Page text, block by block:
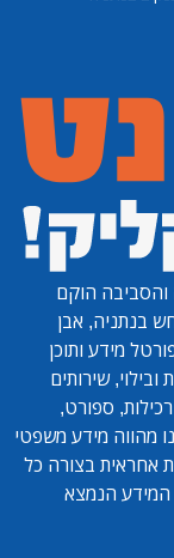
והסביבה הוקם
בנתניה, אבן
מידע ותוכן
שירותים
ספורט,
מהווה מידע משפטי
אחראית בצורה כל
הנמצא